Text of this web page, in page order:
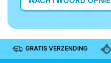
GRATIS VERZENDING